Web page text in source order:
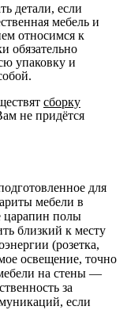
детали, если
мебель и
относимся к
обязательно
упаковку и
сборку
не придётся
для
мебели в
царапин полы
близкий к месту
(розетка,
освещение, точно
на стены —
за
если